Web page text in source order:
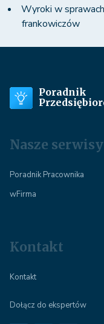
Wyroki w
frankowiczów
Poradnik
Nasze serwisy
Poradnik Pracownika
wFirma
Kontakt
Kontakt
Dołącz do ekspertów